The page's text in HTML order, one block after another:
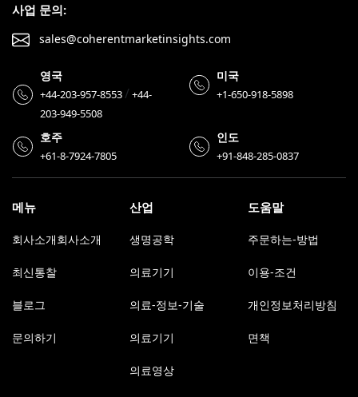
사업 문의:
sales@coherentmarketinsights.com
영국
+44-203-957-8553/+44-
203-949-5508
미국
+1-650-918-5898
호주
+61-8-7924-7805
인도
+91-848-285-0837
메뉴
회사소개회사소개
최신통찰
블로그
문의하기
산업
생명공학
의료기기
의료-정보-기술
의료기기
의료영상
도움말
주문하는-방법
이용-조건
개인정보처리방침
면책